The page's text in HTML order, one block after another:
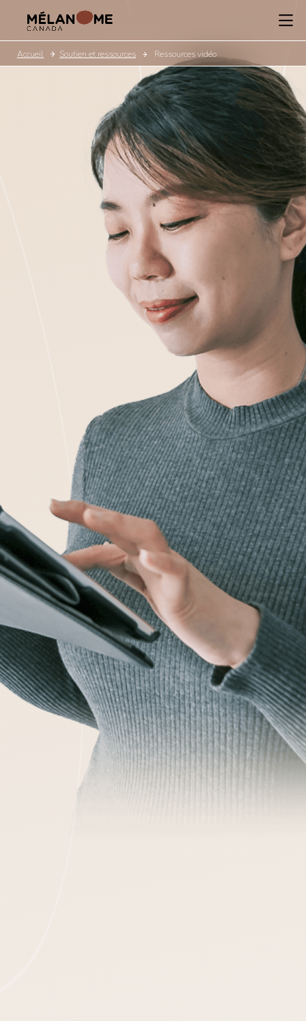
Accueil Soutien et ressources Ressources vidéo